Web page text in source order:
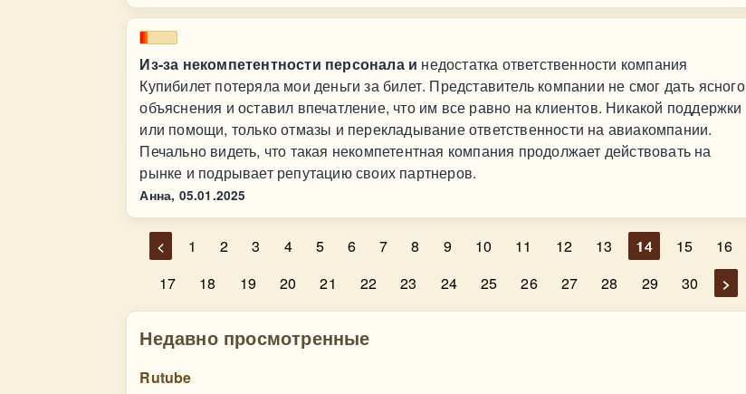
Из-за некомпетентности персонала и недостатка ответственности компания
Купибилет потеряла мои деньги за билет. Представитель компании не смог дать ясного
объяснения и оставил впечатление, что им все равно на клиентов. Никакой поддержки
или помощи, только отмазы и перекладывание ответственности на авиакомпании.
Печально видеть, что такая некомпетентная компания продолжает действовать на
рынке и подрывает репутацию своих партнеров.
Анна, 05.01.2025
< 1 2 3 4 5 6 7 8 9 10 11 12 13 14 15
16
17
18 19 20 21 22 23 24 25 26 27 28 29 30 >
Недавно просмотренные
Rutube